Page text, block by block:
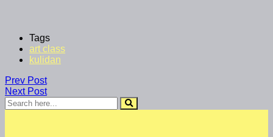
Tags
art class
kulidan
Prev Post
Next Post